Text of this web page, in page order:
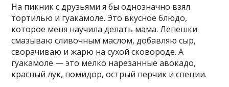
На пикник с друзьями я бы однозначно взял
тортилью и гуакамоле. Это вкусное блюдо,
которое меня научила делать мама. Лепешки
смазываю сливочным маслом, добавляю сыр,
сворачиваю и жарю на сухой сковороде. А
гуакамоле — это мелко нарезанные авокадо,
красный лук, помидор, острый перчик и специи.